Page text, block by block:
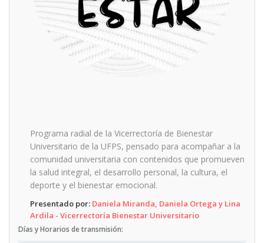
Programa radial de la Vicerrectoría de Bienestar
Universitario de la UFPS, pensado para acompañar a la
comunidad universitaria con contenidos que promueven
la salud integral, el desarrollo personal, la cultura, el
deporte y el bienestar emocional.
Presentado por: Daniela Miranda, Daniela Ortega y Lina
Ardila - Vicerrectoría Bienestar Universitario
Días y Horarios de transmisión: